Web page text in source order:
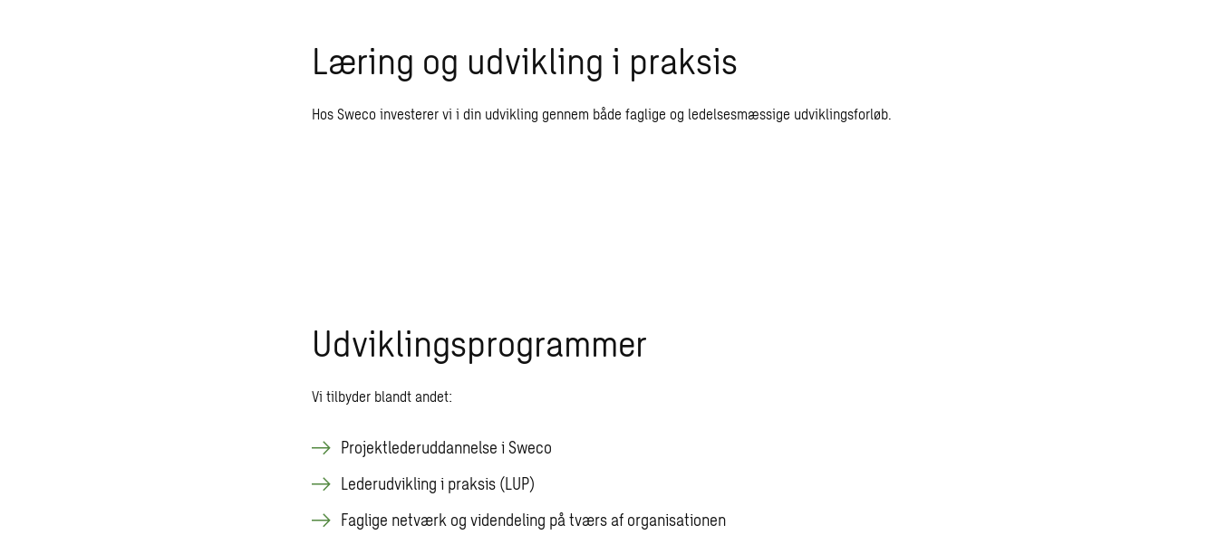
Læring og udvikling i praksis
Hos Sweco investerer vi i din udvikling gennem både faglige og ledelsesmæssige udviklingsforløb.
Udviklingsprogrammer
Vi tilbyder blandt andet:
Projektlederuddannelse i Sweco
Lederudvikling i praksis (LUP)
Faglige netværk og videndeling på tværs af organisationen